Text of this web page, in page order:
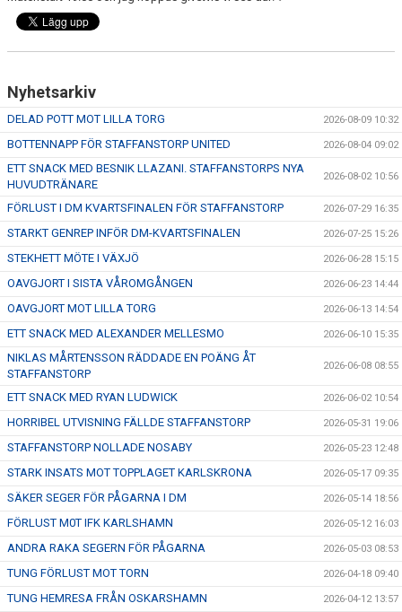
Nyhetsarkiv
DELAD POTT MOT LILLA TORG 2026-08-09 10:32
BOTTENNAPP FÖR STAFFANSTORP UNITED 2026-08-04 09:02
ETT SNACK MED BESNIK LLAZANI. STAFFANSTORPS NYA
HUVUDTRÄNARE
2026-08-02 10:56
FÖRLUST I DM KVARTSFINALEN FÖR STAFFANSTORP 2026-07-29 16:35
STARKT GENREP INFÖR DM-KVARTSFINALEN 2026-07-25 15:26
STEKHETT MÖTE I VÄXJÖ 2026-06-28 15:15
OAVGJORT I SISTA VÅROMGÅNGEN 2026-06-23 14:44
OAVGJORT MOT LILLA TORG 2026-06-13 14:54
ETT SNACK MED ALEXANDER MELLESMO 2026-06-10 15:35
NIKLAS MÅRTENSSON RÄDDADE EN POÄNG ÅT
STAFFANSTORP
2026-06-08 08:55
ETT SNACK MED RYAN LUDWICK 2026-06-02 10:54
HORRIBEL UTVISNING FÄLLDE STAFFANSTORP 2026-05-31 19:06
STAFFANSTORP NOLLADE NOSABY 2026-05-23 12:48
STARK INSATS MOT TOPPLAGET KARLSKRONA 2026-05-17 09:35
SÄKER SEGER FÖR PÅGARNA I DM 2026-05-14 18:56
FÖRLUST M0T IFK KARLSHAMN 2026-05-12 16:03
ANDRA RAKA SEGERN FÖR PÅGARNA 2026-05-03 08:53
TUNG FÖRLUST MOT TORN 2026-04-18 09:40
TUNG HEMRESA FRÅN OSKARSHAMN 2026-04-12 13:57